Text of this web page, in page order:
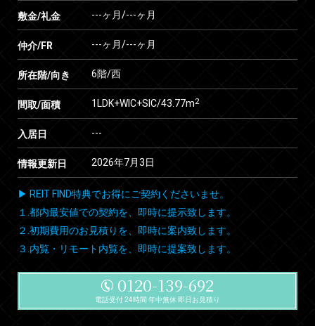
敷金/礼金 ---ヶ月/---ヶ月
仲介/FR ---ヶ月/---ヶ月
所在階/向き 6階/西
間取/面積 1LDK+WIC+SIC/43.77m2
入居日 ---
情報更新日 2026年7月3日
▶ REIT FIND特典でお得にご契約くださいませ。
１.都内最安値での契約を、即時に提示致します。
２.初期費用のお見積りを、即時に案内致します。
３.内覧・リモート内覧を、即時に提案致します。
0120-139-692
電話受付 24時間 年中無休 即日お見積り